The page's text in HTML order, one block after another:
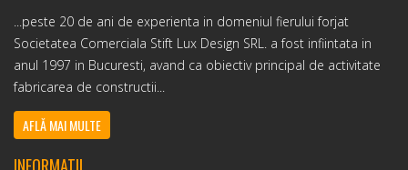
...peste 20 de ani de experienta in domeniul fierului forjat
Societatea Comerciala Stift Lux Design SRL. a fost infiintata in
anul 1997 in Bucuresti, avand ca obiectiv principal de activitate
fabricarea de constructii...
AFLĂ MAI MULTE